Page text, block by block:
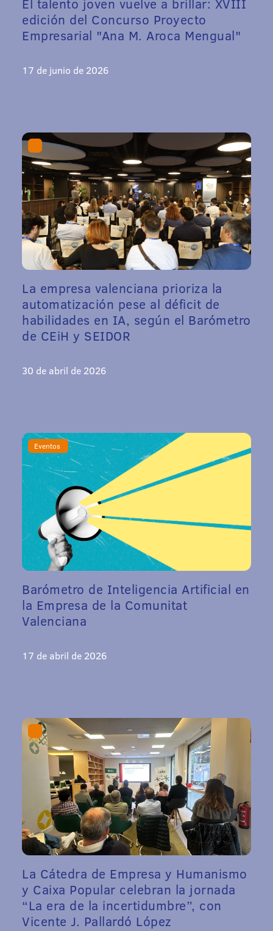
edición del Concurso Proyecto
Empresarial "Ana M. Aroca Mengual"
17 de junio de 2026
La empresa valenciana prioriza la
automatización pese al déficit de
habilidades en IA, según el Barómetro
de CEiH y SEIDOR
30 de abril de 2026
Eventos
Barómetro de Inteligencia Artificial en
la Empresa de la Comunitat
Valenciana
17 de abril de 2026
La Cátedra de Empresa y Humanismo
y Caixa Popular celebran la jornada
“La era de la incertidumbre”, con
Vicente J. Pallardó López